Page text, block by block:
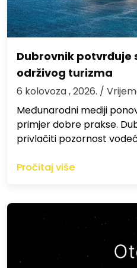
Dubrovnik
održivog turizma
6 kolovoza , 2026. /
Međunarodni mediji
primjer dobre prakse.
privlačiti pozornost
Pročitaj više